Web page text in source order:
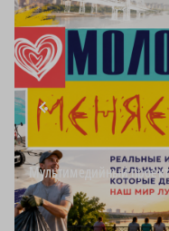
Мультимедийный